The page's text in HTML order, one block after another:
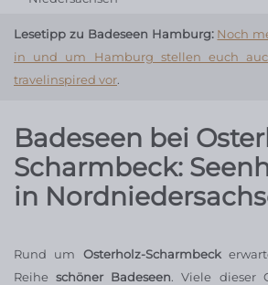
Lesetipp zu Badeseen Hamburg: Noch
in und um Hamburg stellen euch
travelinspired vor.
Badeseen bei
Scharmbeck:
in
Rund um Osterholz-Scharmbeck
Reiheschöner Badeseen. Viele dieser